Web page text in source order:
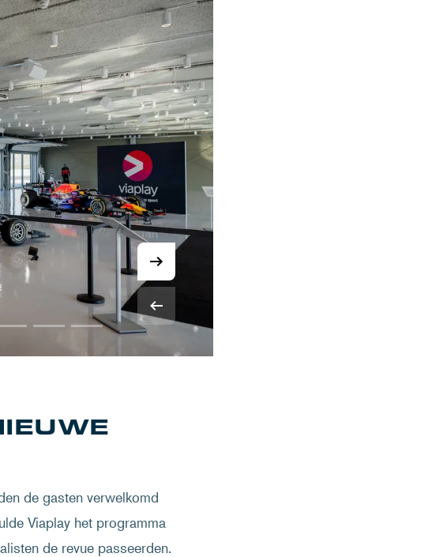
de gasten verwelkomd
Viaplay het programma
de revue passeerden.